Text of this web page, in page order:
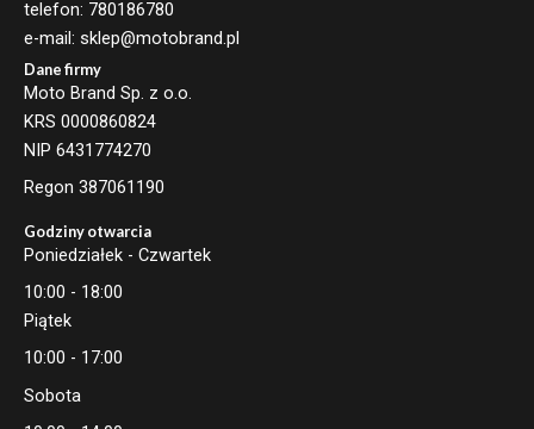
telefon: 780186780
e-mail: sklep@motobrand.pl
Dane firmy
Moto Brand Sp. z o.o.
KRS 0000860824
NIP 6431774270
Regon 387061190
Godziny otwarcia
Poniedziałek - Czwartek
10:00 - 18:00
Piątek
10:00 - 17:00
Sobota